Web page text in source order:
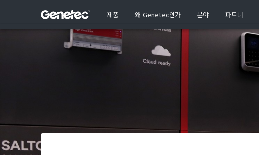
제품 왜 Genetec인가 분야 파트너